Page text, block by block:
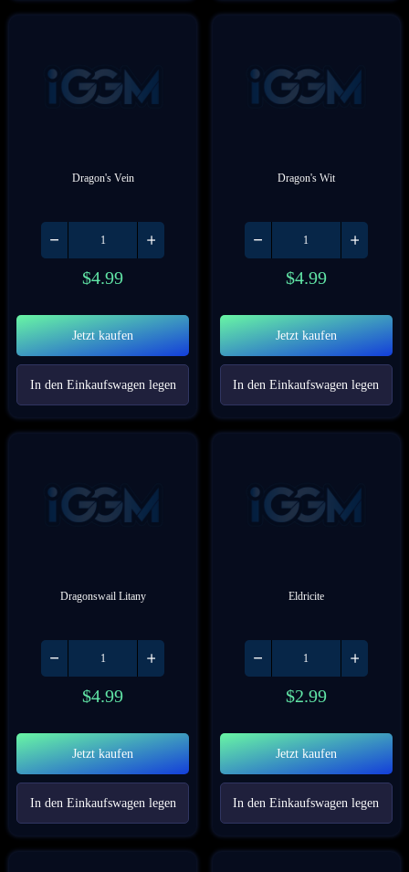
Dragon's Vein
$4.99
Jetzt kaufen
In den Einkaufswagen legen
Dragon's Wit
$4.99
Jetzt kaufen
In den Einkaufswagen legen
Dragonswail Litany
$4.99
Jetzt kaufen
In den Einkaufswagen legen
Eldricite
$2.99
Jetzt kaufen
In den Einkaufswagen legen